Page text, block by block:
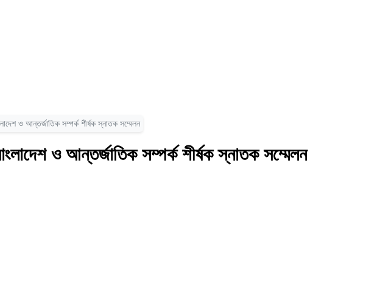
ও আন্তর্জাতিক সম্পর্ক শীর্ষক স্নাতক সম্মেলন
ও আন্তর্জাতিক সম্পর্ক শীর্ষক স্নাতক সম্মেলন